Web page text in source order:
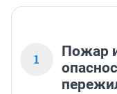
1
Пожар